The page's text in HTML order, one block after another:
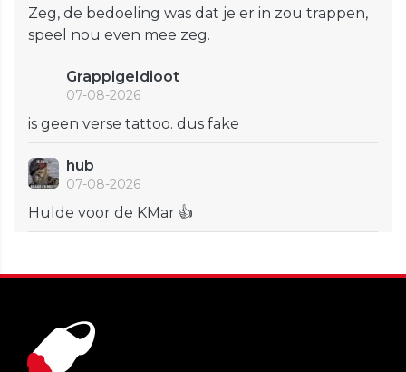
Zeg, de bedoeling was dat je er in zou trappen,
speel nou even mee zeg.
GrappigeIdioot
07-08-2026
is geen verse tattoo. dus fake
hub
07-08-2026
Hulde voor de KMar 👍